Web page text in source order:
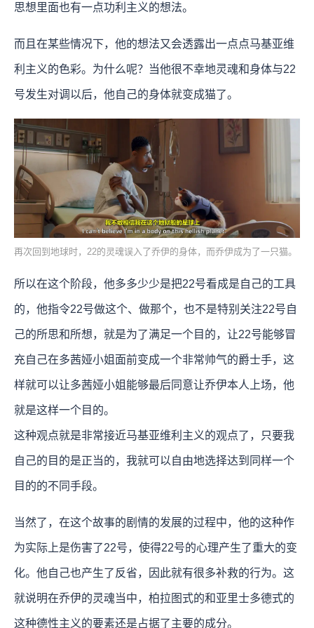
思想里面也有一点功利主义的想法。
而且在某些情况下，他的想法又会透露出一点点马基亚维
利主义的色彩。为什么呢？当他很不幸地灵魂和身体与22
号发生对调以后，他自己的身体就变成猫了。
再次回到地球时，22的灵魂误入了乔伊的身体，而乔伊成为了一只猫。
所以在这个阶段，他多多少少是把22号看成是自己的工具
的，他指令22号做这个、做那个，也不是特别关注22号自
己的所思和所想，就是为了满足一个目的，让22号能够冒
充自己在多茜娅小姐面前变成一个非常帅气的爵士手，这
样就可以让多茜娅小姐能够最后同意让乔伊本人上场，他
就是这样一个目的。
这种观点就是非常接近马基亚维利主义的观点了，只要我
自己的目的是正当的，我就可以自由地选择达到同样一个
目的的不同手段。
当然了，在这个故事的剧情的发展的过程中，他的这种作
为实际上是伤害了22号，使得22号的心理产生了重大的变
化。他自己也产生了反省，因此就有很多补救的行为。这
就说明在乔伊的灵魂当中，柏拉图式的和亚里士多德式的
这种德性主义的要素还是占据了主要的成分。